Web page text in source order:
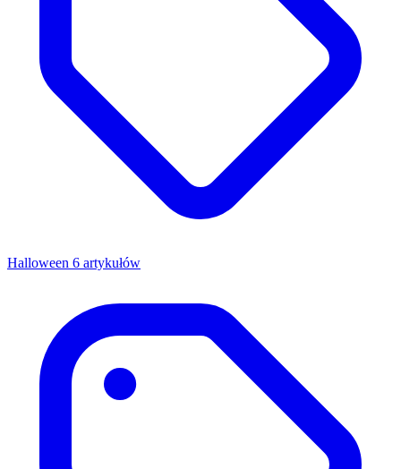
Halloween 6 artykułów